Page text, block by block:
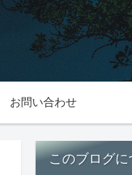
お問い合わせ
このブログに